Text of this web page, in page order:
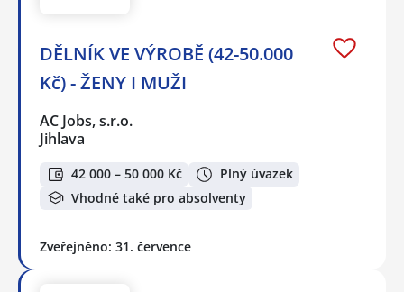
DĚLNÍK VE VÝROBĚ (42-50.000
Kč) - ŽENY I MUŽI
AC Jobs, s.r.o.
Jihlava
42 000 – 50 000 Kč
Plný úvazek
Vhodné také pro absolventy
Zveřejněno: 31. července